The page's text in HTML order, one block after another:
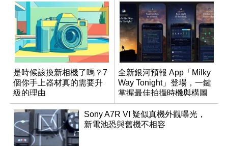
是時候該換新相機了嗎？7
個你手上器材真的需要升
級的理由
全新銀河預報 App「Milky
Way Tonight」登場，一鍵
掌握最佳拍攝時機與構圖
Sony A7R VI 疑似真機外觀曝光，
新電池恐與舊機不相容